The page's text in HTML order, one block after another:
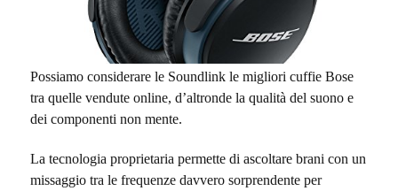
Possiamo considerare le Soundlink le migliori cuffie Bose
tra quelle vendute online, d’altronde la qualità del suono e
dei componenti non mente.
La tecnologia proprietaria permette di ascoltare brani con un
missaggio tra le frequenze davvero sorprendente per